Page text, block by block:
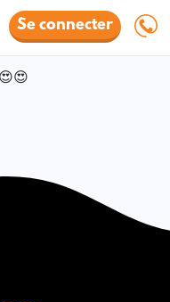
Se connecter